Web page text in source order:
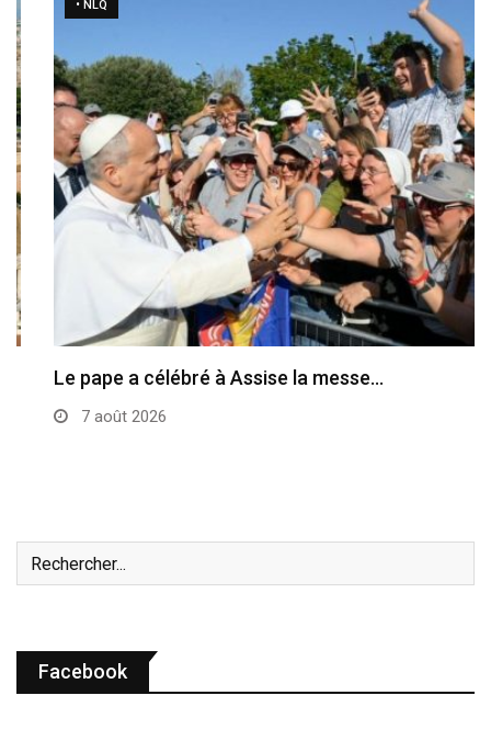
Le pape a célébré à Assise la messe…
7 août 2026
Facebook